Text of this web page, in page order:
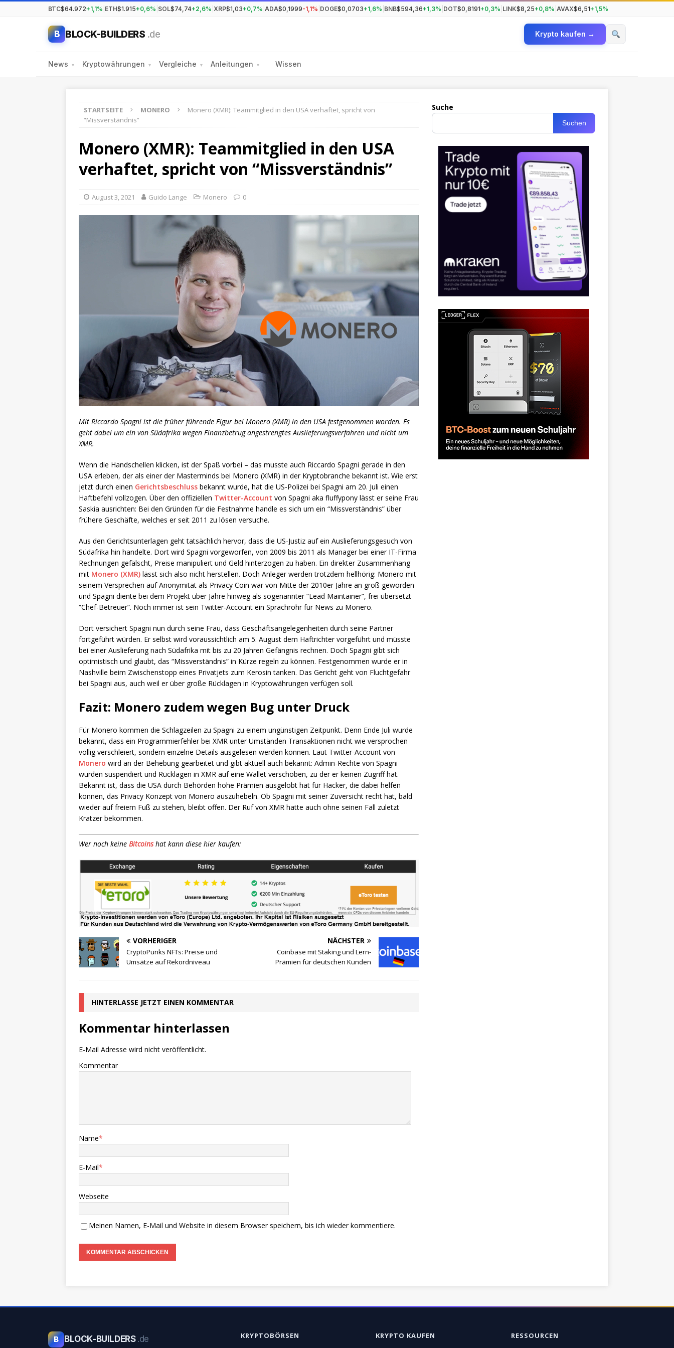
BTC$64.972+1,1% ETH$1.915+0,6% SOL$74,74+2,6% XRP$1,03+0,7% ADA$0,1999-1,1% DOGE$0,0703+1,6% BNB$594,36+1,3% DOT$0,8191+0,3% LINK$8,25+0,8% AVAX$6,51+1,5%
B BLOCK-BUILDERS .de Krypto kaufen →
News ▾ Kryptowährungen ▾ Vergleiche ▾ Anleitungen ▾ Wissen
STARTSEITE MONERO
Monero (XMR): Teammitglied in den USA verhaftet, spricht von
“Missverständnis”
Monero (XMR): Teammitglied in den USA
verhaftet, spricht von “Missverständnis”
August 3, 2021 Guido Lange Monero 0
Mit Riccardo Spagni ist die früher führende Figur bei Monero (XMR) in den USA festgenommen worden. Es
geht dabei um ein von Südafrika wegen Finanzbetrug angestrengtes Auslieferungsverfahren und nicht um
XMR.
Wenn die Handschellen klicken, ist der Spaß vorbei – das musste auch Riccardo Spagni gerade in den
USA erleben, der als einer der Masterminds bei Monero (XMR) in der Kryptobranche bekannt ist. Wie erst
jetzt durch einen Gerichtsbeschluss bekannt wurde, hat die US-Polizei bei Spagni am 20. Juli einen
Haftbefehl vollzogen. Über den offiziellen Twitter-Account von Spagni aka fluffypony lässt er seine Frau
Saskia ausrichten: Bei den Gründen für die Festnahme handle es sich um ein “Missverständnis” über
frühere Geschäfte, welches er seit 2011 zu lösen versuche.
Aus den Gerichtsunterlagen geht tatsächlich hervor, dass die US-Justiz auf ein Auslieferungsgesuch von
Südafrika hin handelte. Dort wird Spagni vorgeworfen, von 2009 bis 2011 als Manager bei einer IT-Firma
Rechnungen gefälscht, Preise manipuliert und Geld hinterzogen zu haben. Ein direkter Zusammenhang
mit Monero (XMR) lässt sich also nicht herstellen. Doch Anleger werden trotzdem hellhörig: Monero mit
seinem Versprechen auf Anonymität als Privacy Coin war von Mitte der 2010er Jahre an groß geworden
und Spagni diente bei dem Projekt über Jahre hinweg als sogenannter “Lead Maintainer”, frei übersetzt
“Chef-Betreuer”. Noch immer ist sein Twitter-Account ein Sprachrohr für News zu Monero.
Dort versichert Spagni nun durch seine Frau, dass Geschäftsangelegenheiten durch seine Partner
fortgeführt würden. Er selbst wird voraussichtlich am 5. August dem Haftrichter vorgeführt und müsste
bei einer Auslieferung nach Südafrika mit bis zu 20 Jahren Gefängnis rechnen. Doch Spagni gibt sich
optimistisch und glaubt, das “Missverständnis” in Kürze regeln zu können. Festgenommen wurde er in
Nashville beim Zwischenstopp eines Privatjets zum Kerosin tanken. Das Gericht geht von Fluchtgefahr
bei Spagni aus, auch weil er über große Rücklagen in Kryptowährungen verfügen soll.
Fazit: Monero zudem wegen Bug unter Druck
Für Monero kommen die Schlagzeilen zu Spagni zu einem ungünstigen Zeitpunkt. Denn Ende Juli wurde
bekannt, dass ein Programmierfehler bei XMR unter Umständen Transaktionen nicht wie versprochen
völlig verschleiert, sondern einzelne Details ausgelesen werden können. Laut Twitter-Account von
Monero wird an der Behebung gearbeitet und gibt aktuell auch bekannt: Admin-Rechte von Spagni
wurden suspendiert und Rücklagen in XMR auf eine Wallet verschoben, zu der er keinen Zugriff hat.
Bekannt ist, dass die USA durch Behörden hohe Prämien ausgelobt hat für Hacker, die dabei helfen
können, das Privacy Konzept von Monero auszuhebeln. Ob Spagni mit seiner Zuversicht recht hat, bald
wieder auf freiem Fuß zu stehen, bleibt offen. Der Ruf von XMR hatte auch ohne seinen Fall zuletzt
Kratzer bekommen.
Wer noch keine Bitcoinshat kann diese hier kaufen:
VORHERIGER
CryptoPunks NFTs: Preise und
Umsätze auf Rekordniveau
NÄCHSTER
Coinbase mit Staking und Lern-
Prämien für deutschen Kunden
HINTERLASSE JETZT EINEN KOMMENTAR
Kommentar hinterlassen
E-Mail Adresse wird nicht veröffentlicht.
Kommentar
Name*
E-Mail*
Webseite
Meinen Namen, E-Mail und Website in diesem Browser speichern, bis ich wieder kommentiere.
Suche
Suchen
B BLOCK-BUILDERS .de KRYPTOBÖRSEN KRYPTO KAUFEN RESSOURCEN